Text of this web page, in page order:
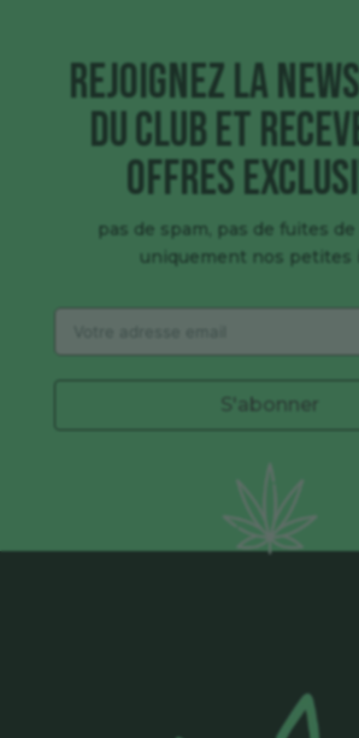
Rejoignez la
du club et
offres
pas de spam, pas de fuites de
uniquement nos petites
S'abonner